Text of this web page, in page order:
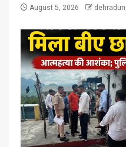
August 5, 2026